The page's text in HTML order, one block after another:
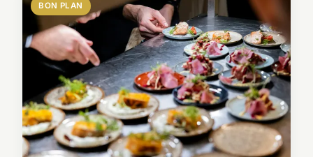
BON PLAN